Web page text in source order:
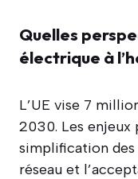
Quelles
électrique à
L’UE vise 7
2030. Les
simplification
réseau et